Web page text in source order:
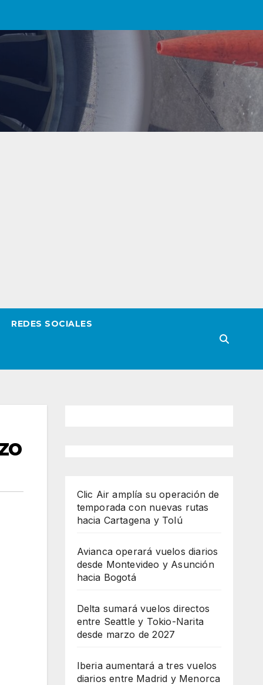
REDES SOCIALES
Clic Air amplía su operación de
temporada con nuevas rutas
hacia Cartagena y Tolú
Avianca operará vuelos diarios
desde Montevideo y Asunción
hacia Bogotá
Delta sumará vuelos directos
entre Seattle y Tokio-Narita
desde marzo de 2027
Iberia aumentará a tres vuelos
diarios entre Madrid y Menorca